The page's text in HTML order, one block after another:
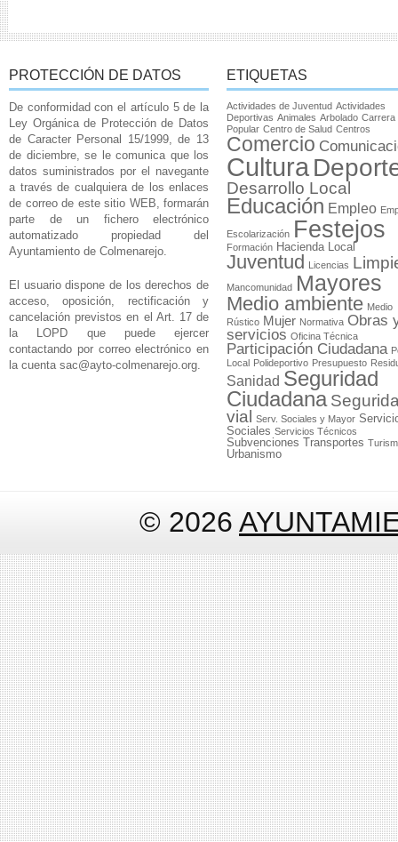
PROTECCIÓN DE DATOS
De conformidad con el artículo 5 de la
Ley Orgánica de Protección de Datos
de Caracter Personal 15/1999, de 13
de diciembre, se le comunica que los
datos suministrados por el navegante
a través de cualquiera de los enlaces
de correo de este sitio WEB, formarán
parte de un fichero electrónico
automatizado propiedad del
Ayuntamiento de Colmenarejo.
El usuario dispone de los derechos de
acceso, oposición, rectificación y
cancelación previstos en el Art. 17 de
la LOPD que puede ejercer
contactando por correo electrónico en
la cuenta sac@ayto-colmenarejo.org.
ETIQUETAS
Actividades de Juventud Actividades
Deportivas Animales Arbolado Carrera
Popular Centro de Salud Centros
Comercio
Cultura
Desarrollo Local
Educación Empleo
Escolarización Festejos
Formación Hacienda Local
Juventud Licencias
Mancomunidad Mayores
Medio ambiente Medio
Rústico Mujer Normativa Obras
servicios Oficina Técnica
Participación Ciudadana
Local Polideportivo Presupuesto
Sanidad Seguridad
Ciudadana
vial
Serv. Sociales y Mayor
Sociales Servicios Técnicos
Subvenciones Transportes
Urbanismo
© 2026